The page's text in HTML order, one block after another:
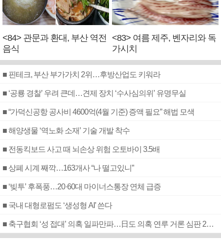
<84> 관문과 환대, 부산 역전
음식
<83> 여름 제주, 벤자리와 독
가시치
■ 핀테크, 부산 부가가치 2위…후방산업도 키워라
■ ‘공룡 경찰’ 우려 큰데…견제 장치 ‘수사심의위’ 유명무실
■ “가덕신공항 공사비 4600억(4월 기준) 증액 필요” 해법 모색
■ 해양생물 ‘역노화 소재’ 기술 개발 착수
■ 전동킥보드 사고 때 뇌손상 위험 오토바이 3.5배
■ 상폐 시계 째깍…163개사 “나 떨고있니”
■ ‘빚투’ 후폭풍…20·60대 마이너스통장 연체 급증
■ 국내 대형로펌도 ‘생성형 AI’ 쓴다
■ 축구협회 ‘성 접대’ 의혹 일파만파…日도 의혹 연루 거론 심판 2명 조사